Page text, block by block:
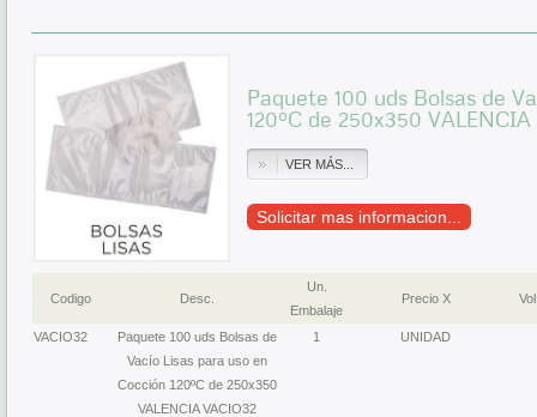
Paquete 100 uds Bolsas de
120ºC de 250x350
VER MÁS...
Solicitar mas informacion...
Codigo Desc.
Un.
Embalaje
Precio X
VACIO32
Paquete 100 uds Bolsas de
Vacío Lisas para uso en
Cocción 120ºC de 250x350
VALENCIA VACIO32
1 UNIDAD